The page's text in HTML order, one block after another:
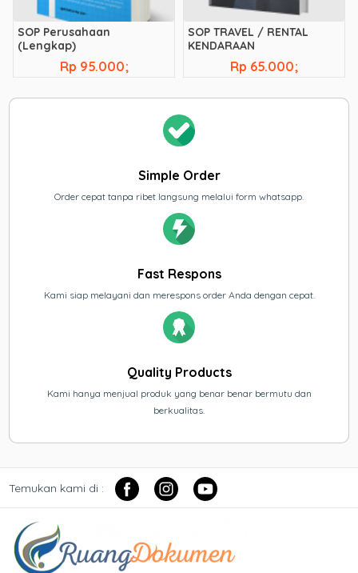
SOP Perusahaan
(Lengkap)
Rp 95.000;
SOP TRAVEL / RENTAL
KENDARAAN
Rp 65.000;
Simple Order
Order cepat tanpa ribet langsung melalui form whatsapp.
Fast Respons
Kami siap melayani dan merespons order Anda dengan cepat.
Quality Products
Kami hanya menjual produk yang benar benar bermutu dan
berkualitas.
Temukan kami di :